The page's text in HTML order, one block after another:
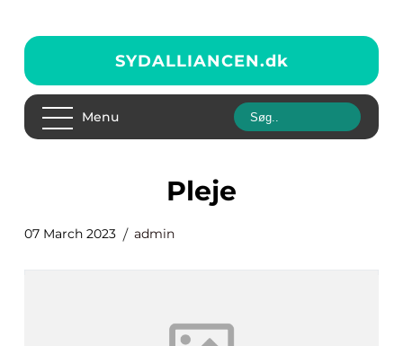
SYDALLIANCEN.dk
Menu
pleje
07 March 2023 admin